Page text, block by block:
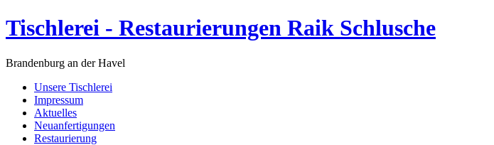
Tischlerei - Restaurierungen Raik Schlusche
Brandenburg an der Havel
Unsere Tischlerei
Impressum
Aktuelles
Neuanfertigungen
Restaurierung